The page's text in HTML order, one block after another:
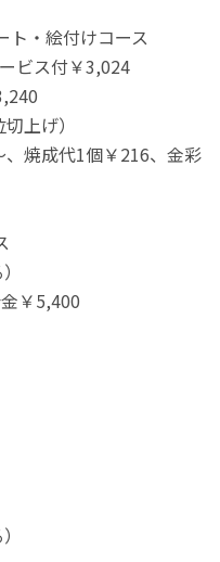
ト・絵付けコース
ビス付￥3,024
上げ）
、焼成代1個￥216、金彩
￥5,400